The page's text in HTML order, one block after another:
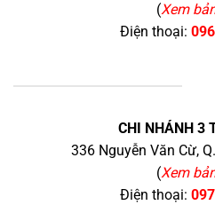
(Xem
Điện thoại:
CHI NHÁNH 3
336 Nguyễn Văn Cừ,
(Xem
Điện thoại: